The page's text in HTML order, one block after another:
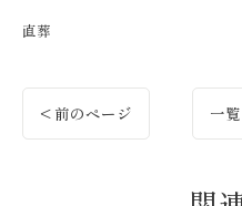
直葬
< 前のページ 一